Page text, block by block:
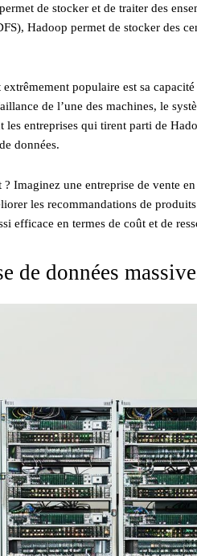
de stocker et de traiter des
Hadoop permet de stocker des
populaire est sa
de l’une des machines, le
entreprises qui tirent parti de
données.
Imaginez une entreprise de vente
les recommandations de
efficace en termes de coût et de
de données